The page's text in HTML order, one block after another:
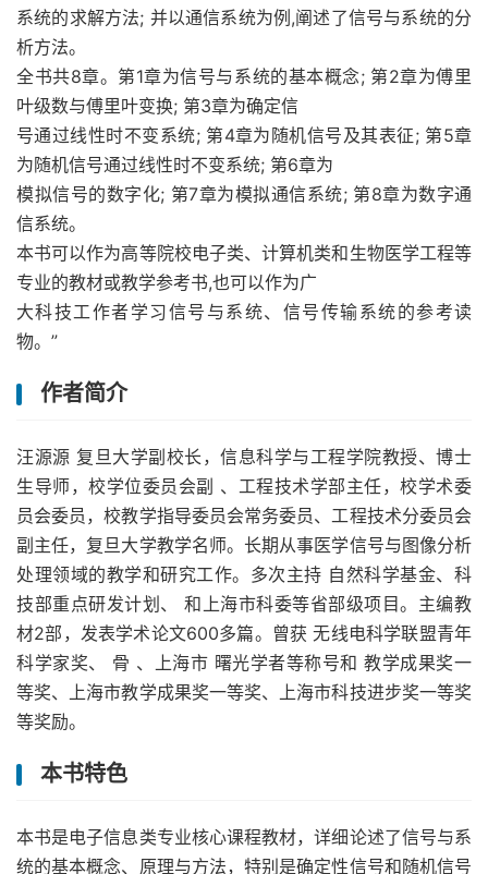
系统的求解方法; 并以通信系统为例,阐述了信号与系统的分
析方法。
全书共8章。第1章为信号与系统的基本概念; 第2章为傅里
叶级数与傅里叶变换; 第3章为确定信
号通过线性时不变系统; 第4章为随机信号及其表征; 第5章
为随机信号通过线性时不变系统; 第6章为
模拟信号的数字化; 第7章为模拟通信系统; 第8章为数字通
信系统。
本书可以作为高等院校电子类、计算机类和生物医学工程等
专业的教材或教学参考书,也可以作为广
大科技工作者学习信号与系统、信号传输系统的参考读
物。”
作者简介
汪源源 复旦大学副校长，信息科学与工程学院教授、博士
生导师，校学位委员会副 、工程技术学部主任，校学术委
员会委员，校教学指导委员会常务委员、工程技术分委员会
副主任，复旦大学教学名师。长期从事医学信号与图像分析
处理领域的教学和研究工作。多次主持 自然科学基金、科
技部重点研发计划、 和上海市科委等省部级项目。主编教
材2部，发表学术论文600多篇。曾获 无线电科学联盟青年
科学家奖、 骨 、上海市 曙光学者等称号和 教学成果奖一
等奖、上海市教学成果奖一等奖、上海市科技进步奖一等奖
等奖励。
本书特色
本书是电子信息类专业核心课程教材，详细论述了信号与系
统的基本概念、原理与方法，特别是确定性信号和随机信号